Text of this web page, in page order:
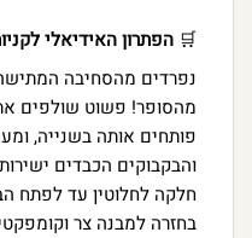
🛒 הפתרון האידיאלי
נפרדים מהסחיבה המתישה
מהסופר! פשוט שולפים
פותחים אותה בשנייה,
והבקבוקים הכבדים
חלקה לחלוטין עד לפתח
בחזרה למבנה צר